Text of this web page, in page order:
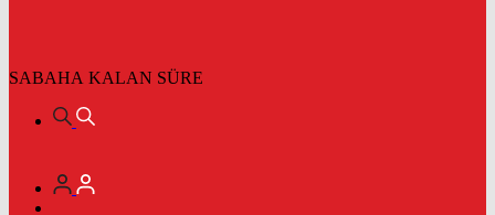
SABAHA KALAN SÜRE